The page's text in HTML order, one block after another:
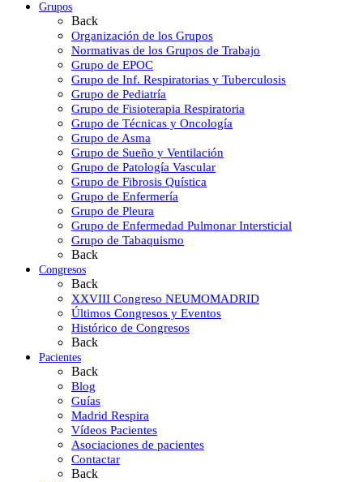
Grupos
Back
Organización de los Grupos
Normativas de los Grupos de Trabajo
Grupo de EPOC
Grupo de Inf. Respiratorias y Tuberculosis
Grupo de Pediatría
Grupo de Fisioterapia Respiratoria
Grupo de Técnicas y Oncología
Grupo de Asma
Grupo de Sueño y Ventilación
Grupo de Patología Vascular
Grupo de Fibrosis Quística
Grupo de Enfermería
Grupo de Pleura
Grupo de Enfermedad Pulmonar Intersticial
Grupo de Tabaquismo
Back
Congresos
Back
XXVIII Congreso NEUMOMADRID
Últimos Congresos y Eventos
Histórico de Congresos
Back
Pacientes
Back
Blog
Guías
Madrid Respira
Vídeos Pacientes
Asociaciones de pacientes
Contactar
Back